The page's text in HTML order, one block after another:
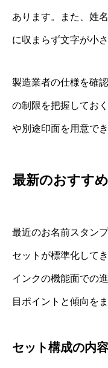
あります。また、姓
に収まらず文字が小
製造業者の仕様を確
の制限を把握してお
や別途印面を用意で
最新のおすす
最近のお名前スタン
セットが標準化して
インクの機能面での
目ポイントと傾向を
セット構成の内